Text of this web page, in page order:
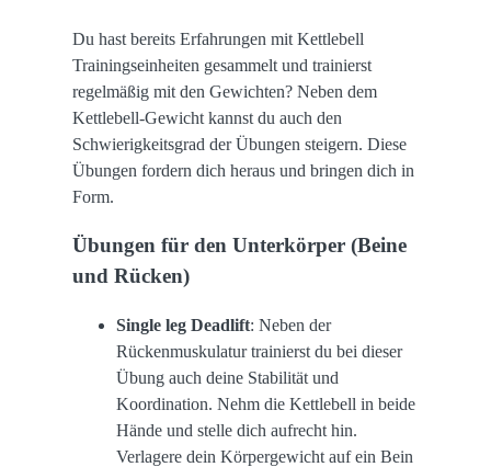
Du hast bereits Erfahrungen mit Kettlebell
Trainingseinheiten gesammelt und trainierst
regelmäßig mit den Gewichten? Neben dem
Kettlebell-Gewicht kannst du auch den
Schwierigkeitsgrad der Übungen steigern. Diese
Übungen fordern dich heraus und bringen dich in
Form.
Übungen für den Unterkörper (Beine
und Rücken)
Single leg Deadlift: Neben der
Rückenmuskulatur trainierst du bei dieser
Übung auch deine Stabilität und
Koordination. Nehm die Kettlebell in beide
Hände und stelle dich aufrecht hin.
Verlagere dein Körpergewicht auf ein Bein